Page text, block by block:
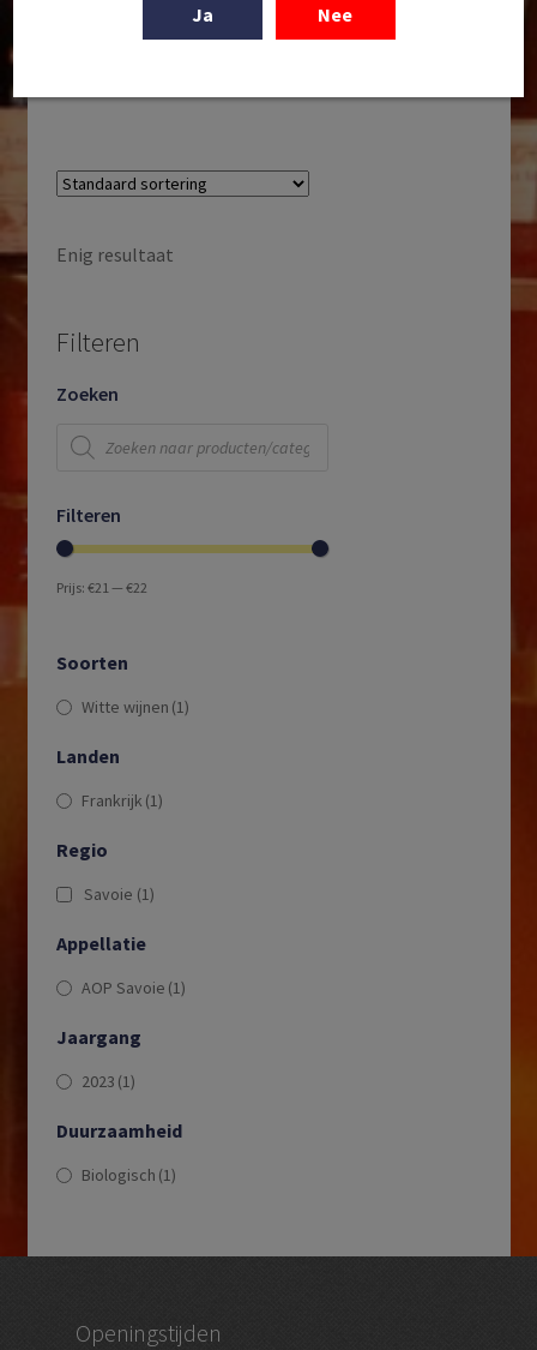
Domaine de Lucey | ‘Les Monettes’ | AOP Roussette
de Savoie | Savoie | Frankrijk | 2023
Enig resultaat
Filteren
Zoeken
zoeken
Filteren
Prijs: €21 — €22
Soorten
Witte wijnen (1)
Landen
Frankrijk (1)
Regio
Savoie (1)
Appellatie
AOP Savoie (1)
Jaargang
2023 (1)
Duurzaamheid
Biologisch (1)
Openingstijden
Ja
Nee